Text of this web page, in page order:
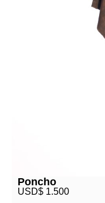
Poncho
USD$ 1.500